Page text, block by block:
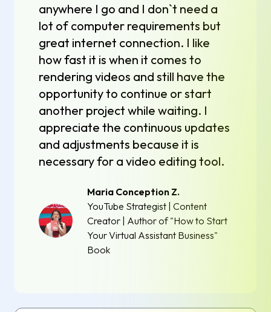
anywhere I go and I don`t need a
lot of computer requirements but
great internet connection. I like
how fast it is when it comes to
rendering videos and still have the
opportunity to continue or start
another project while waiting. I
appreciate the continuous updates
and adjustments because it is
necessary for a video editing tool.
Maria Conception Z.
YouTube Strategist | Content
Creator | Author of "How to Start
Your Virtual Assistant Business"
Book